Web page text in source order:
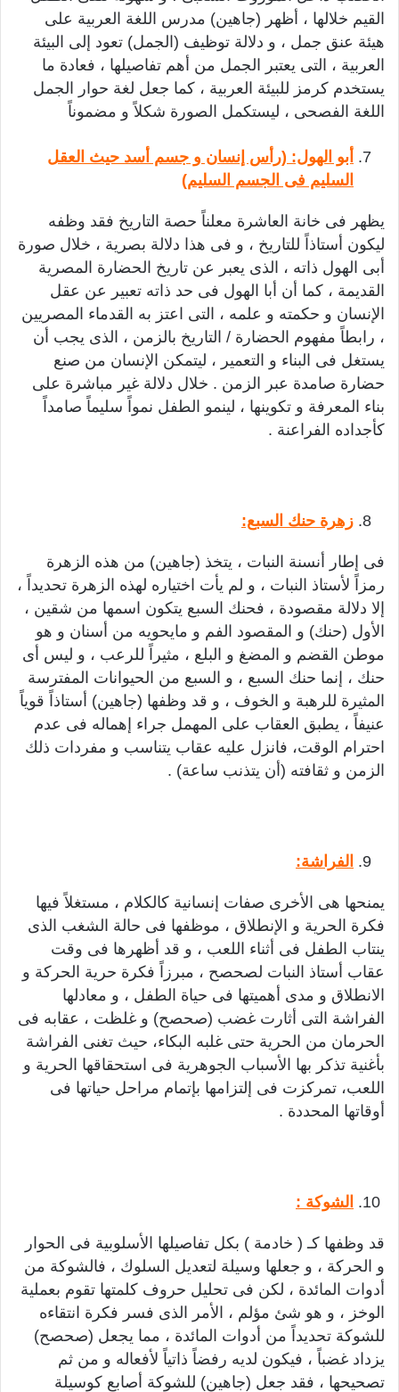
القيم خلالها ، أظهر (جاهين) مدرس اللغة العربية على
هيئة عنق جمل ، و دلالة توظيف (الجمل) تعود إلى البيئة
العربية ، التى يعتبر الجمل من أهم تفاصيلها ، فعادة ما
يستخدم كرمز للبيئة العربية ، كما جعل لغة حوار الجمل
اللغة الفصحى ، ليستكمل الصورة شكلاً و مضموناً
أبو الهول: (رأس إنسان و جسم أسد حيث العقل
السليم فى الجسم السليم)
يظهر فى خانة العاشرة معلناً حصة التاريخ فقد وظفه
ليكون أستاذاً للتاريخ ، و فى هذا دلالة بصرية ، خلال صورة
أبى الهول ذاته ، الذى يعبر عن تاريخ الحضارة المصرية
القديمة ، كما أن أبا الهول فى حد ذاته تعبير عن عقل
الإنسان و حكمته و علمه ، التى اعتز به القدماء المصريين
، رابطاً مفهوم الحضارة / التاريخ بالزمن ، الذى يجب أن
يستغل فى البناء و التعمير ، ليتمكن الإنسان من صنع
حضارة صامدة عبر الزمن . خلال دلالة غير مباشرة على
بناء المعرفة و تكوينها ، لينمو الطفل نمواً سليماً صامداً
كأجداده الفراعنة .
زهرة حنك السبع:
فى إطار أنسنة النبات ، يتخذ (جاهين) من هذه الزهرة
رمزاً لأستاذ النبات ، و لم يأت اختياره لهذه الزهرة تحديداً ،
إلا دلالة مقصودة ، فحنك السبع يتكون اسمها من شقين ،
الأول (حنك) و المقصود الفم و مايحويه من أسنان و هو
موطن القضم و المضغ و البلع ، مثيراً للرعب ، و ليس أى
حنك ، إنما حنك السبع ، و السبع من الحيوانات المفترسة
المثيرة للرهبة و الخوف ، و قد وظفها (جاهين) أستاذاً قوياً
عنيفاً ، يطبق العقاب على المهمل جراء إهماله فى عدم
احترام الوقت، فانزل عليه عقاب يتناسب و مفردات ذلك
الزمن و ثقافته (أن يتذنب ساعة) .
الفراشة:
يمنحها هى الأخرى صفات إنسانية كالكلام ، مستغلاً فيها
فكرة الحرية و الإنطلاق ، موظفها فى حالة الشغب الذى
ينتاب الطفل فى أثناء اللعب ، و قد أظهرها فى وقت
عقاب أستاذ النبات لصحصح ، مبرزاً فكرة حرية الحركة و
الانطلاق و مدى أهميتها فى حياة الطفل ، و معادلها
الفراشة التى أثارت غضب (صحصح) و غلظت ، عقابه فى
الحرمان من الحرية حتى غلبه البكاء، حيث تغنى الفراشة
بأغنية تذكر بها الأسباب الجوهرية فى استحقاقها الحرية و
اللعب، تمركزت فى إلتزامها بإتمام مراحل حياتها فى
أوقاتها المحددة .
الشوكة :
قد وظفها كـ ( خادمة ) بكل تفاصيلها الأسلوبية فى الحوار
و الحركة ، و جعلها وسيلة لتعديل السلوك ، فالشوكة من
أدوات المائدة ، لكن فى تحليل حروف كلمتها تقوم بعملية
الوخز ، و هو شئ مؤلم ، الأمر الذى فسر فكرة انتقاءه
للشوكة تحديداً من أدوات المائدة ، مما يجعل (صحصح)
يزداد غضباً ، فيكون لديه رفضاً ذاتياً لأفعاله و من ثم
تصحيحها ، فقد جعل (جاهين) للشوكة أصابع كوسيلة